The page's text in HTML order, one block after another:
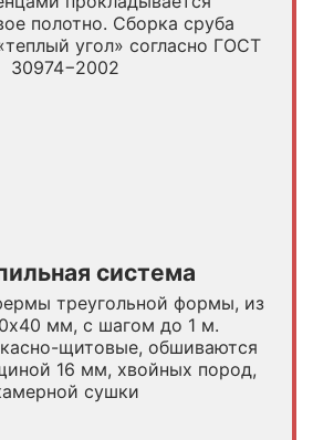
полотно. Сборка сруба
угол» согласно ГОСТ
30974−2002
система
треугольной формы, из
мм, с шагом до 1 м.
щитовые, обшиваются
16 мм, хвойных пород,
сушки